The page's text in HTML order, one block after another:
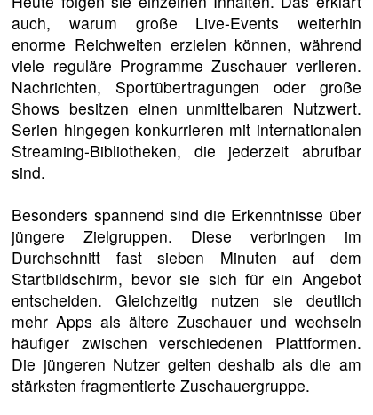
auch, warum große Live-Events weiterhin
enorme Reichweiten erzielen können, während
viele reguläre Programme Zuschauer verlieren.
Nachrichten, Sportübertragungen oder große
Shows besitzen einen unmittelbaren Nutzwert.
Serien hingegen konkurrieren mit internationalen
Streaming-Bibliotheken, die jederzeit abrufbar
sind.
Besonders spannend sind die Erkenntnisse über
jüngere Zielgruppen. Diese verbringen im
Durchschnitt fast sieben Minuten auf dem
Startbildschirm, bevor sie sich für ein Angebot
entscheiden. Gleichzeitig nutzen sie deutlich
mehr Apps als ältere Zuschauer und wechseln
häufiger zwischen verschiedenen Plattformen.
Die jüngeren Nutzer gelten deshalb als die am
stärksten fragmentierte Zuschauergruppe.